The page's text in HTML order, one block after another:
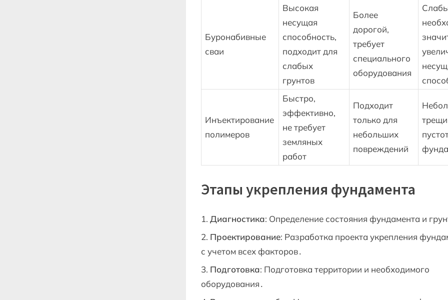
Буронабивные
сваи
Высокая
несущая
способность,
подходит для
слабых
грунтов
Более
дорогой,
требует
специального
оборудования
Инъектирование
полимеров
Быстро,
эффективно,
не требует
земляных
работ
Подходит
только для
небольших
повреждений
Этапы укрепления фундамента
Диагностика: Определение состояния фундамента и
Проектирование: Разработка проекта укрепления
с учетом всех факторов․
Подготовка: Подготовка территории и необходимого
оборудования․